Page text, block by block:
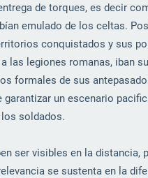
de torques, es decir
emulado de los celtas.
conquistados y sus
las legiones romanas, iban
formales de sus
garantizar un escenario
soldados.
ser visibles en la distancia,
se sustenta en la